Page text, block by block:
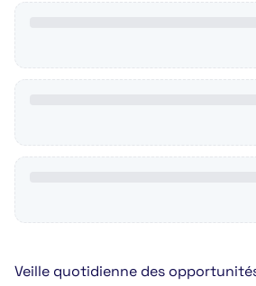
Veille quotidienne des